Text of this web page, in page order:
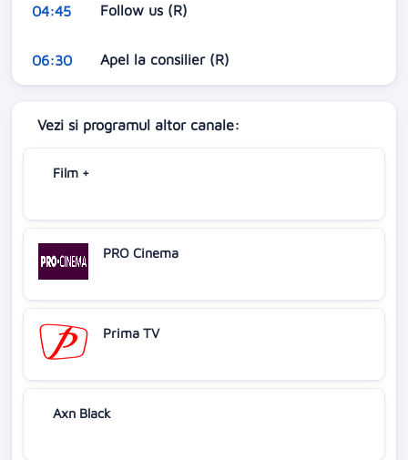
04:45 Follow us (R)
06:30 Apel la consilier (R)
Vezi si programul altor canale:
Film +
PRO Cinema
Prima TV
Axn Black